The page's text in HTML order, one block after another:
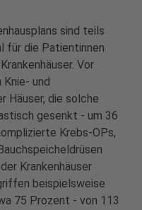
sind teils
für die Patientinnen
Vor
und
Häuser, die solche
gesenkt - um 36
Krebs-OPs,
Krankenhäuser
beispielsweise
75 Prozent - von 113